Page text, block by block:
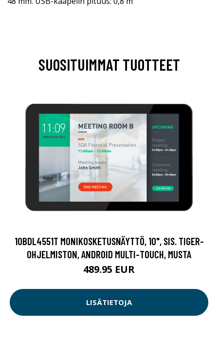
SUOSITUIMMAT TUOTTEET
10BDL4551T MONIKOSKETUSNÄYTTÖ, 10", SIS. TIGER-
OHJELMISTON, ANDROID MULTI-TOUCH, MUSTA
489.95 EUR
LISÄTIETOJA